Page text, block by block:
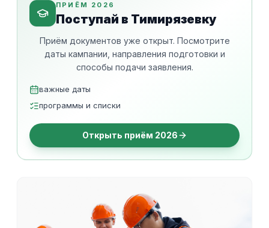
ПРИЁМ 2026
Поступай в Тимирязевку
Приём документов уже открыт. Посмотрите
даты кампании, направления подготовки и
способы подачи заявления.
важные даты
программы и списки
Открыть приём 2026